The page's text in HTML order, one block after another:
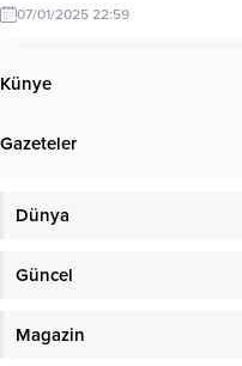
07/01/2025 22:59
Künye
Gazeteler
Dünya
Güncel
Magazin